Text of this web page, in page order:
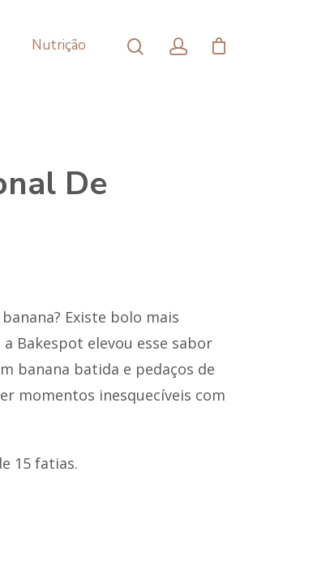
Nutrição
De
Existe bolo mais
Bakespot elevou esse sabor
banana batida e pedaços de
momentos inesquecíveis com
15 fatias.